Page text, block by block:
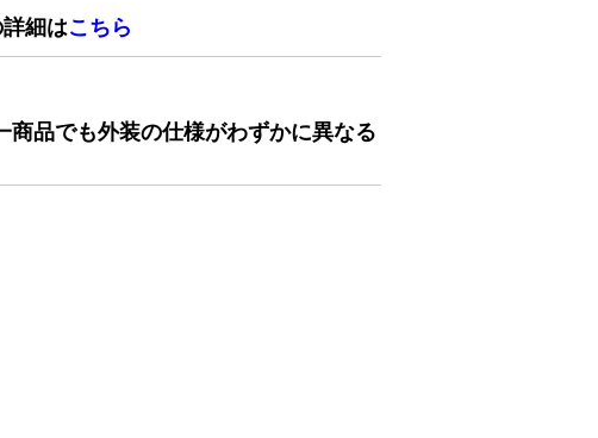
細はこちら
品でも外装の仕様がわずかに異なる